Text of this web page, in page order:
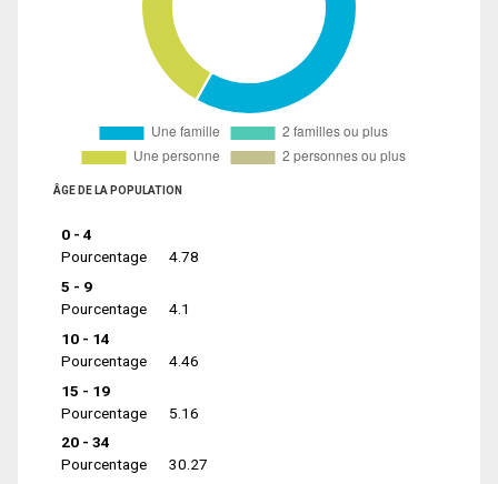
ÂGE DE LA POPULATION
0 - 4
Pourcentage
4.78
5 - 9
Pourcentage
4.1
10 - 14
Pourcentage
4.46
15 - 19
Pourcentage
5.16
20 - 34
Pourcentage
30.27